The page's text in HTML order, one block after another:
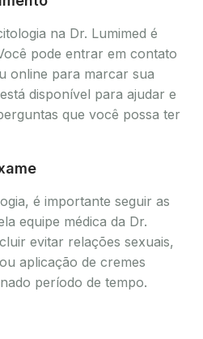
na Dr. Lumimed é
pode entrar em contato
online para marcar sua
disponível para ajudar e
que você possa ter
é importante seguir as
equipe médica da Dr.
evitar relações sexuais,
aplicação de cremes
período de tempo.